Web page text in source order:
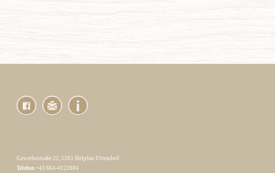
Gewerbestraße 22, 5261 Helpfau-Uttendorf
Telefon+43 664-4122084